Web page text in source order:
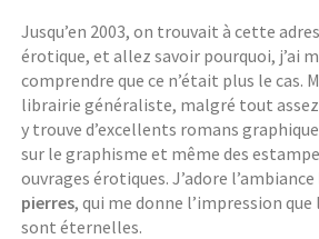
Jusqu’en 2003, on trouvait à cette
érotique, et allez savoir pourquoi, j’ai
comprendre que ce n’était plus le cas.
librairie généraliste, malgré tout assez
y trouve d’excellents romans
sur le graphisme et même des
ouvrages érotiques. J’adore l’ambiance
pierres, qui me donne l’impression
sont éternelles.